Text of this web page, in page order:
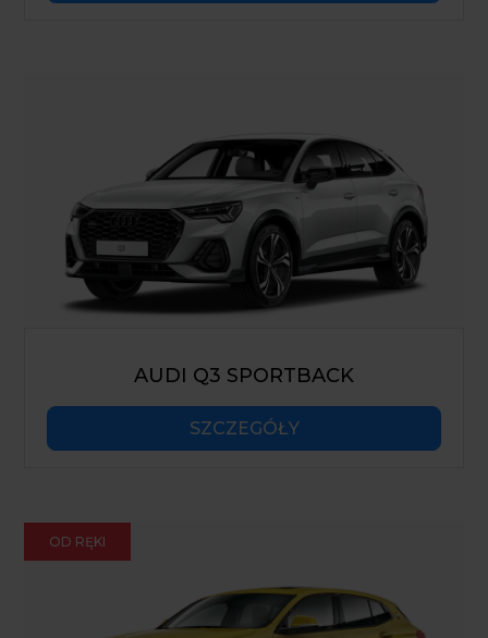
AUDI Q3 SPORTBACK
SZCZEGÓŁY
OD RĘKI